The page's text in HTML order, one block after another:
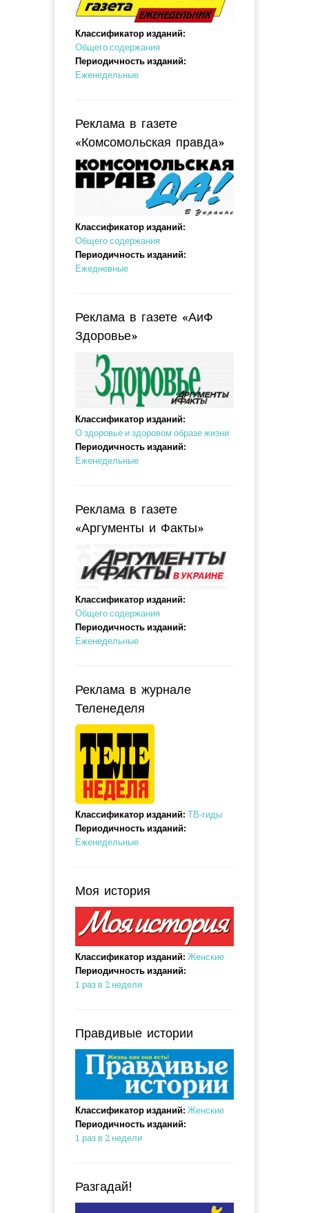
Классификатор изданий:
Общего содержания
Периодичность изданий:
Еженедельные
Реклама в газете
«Комсомольская правда»
Классификатор изданий:
Общего содержания
Периодичность изданий:
Ежедневные
Реклама в газете «АиФ
Здоровье»
Классификатор изданий:
О здоровье и здоровом образе жизни
Периодичность изданий:
Еженедельные
Реклама в газете
«Аргументы и Факты»
Классификатор изданий:
Общего содержания
Периодичность изданий:
Еженедельные
Реклама в журнале
Теленеделя
Классификатор изданий: ТВ-гиды
Периодичность изданий:
Еженедельные
Моя история
Классификатор изданий: Женские
Периодичность изданий:
1 раз в 2 недели
Правдивые истории
Классификатор изданий: Женские
Периодичность изданий:
1 раз в 2 недели
Разгадай!